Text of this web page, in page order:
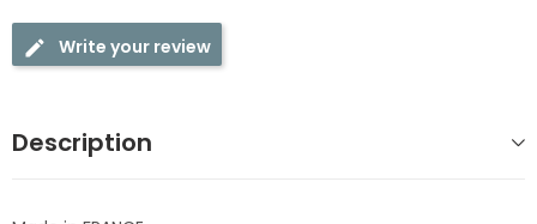
Write your review
Description